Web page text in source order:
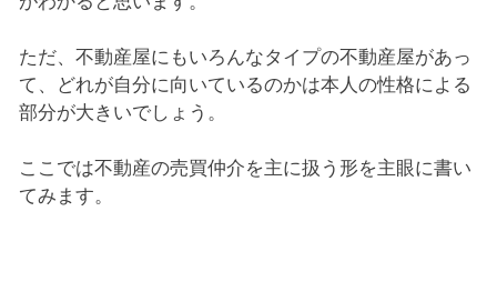
ただ、不動産屋にもいろんなタイプの不動産屋があっ
て、どれが自分に向いているのかは本人の性格による
部分が大きいでしょう。
ここでは不動産の売買仲介を主に扱う形を主眼に書い
てみます。